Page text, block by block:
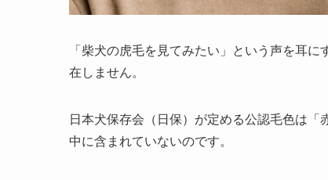
「柴犬の虎毛を見てみたい」という声を耳
在しません。
日本犬保存会（日保）が定める公認毛色は
中に含まれていないのです。